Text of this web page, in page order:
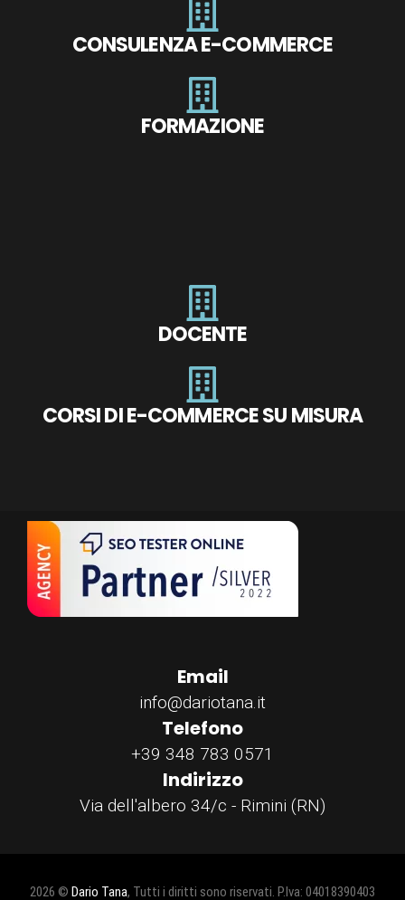
CONSULENZA E-COMMERCE
FORMAZIONE
DOCENTE
CORSI DI E-COMMERCE SU MISURA
Email
info@dariotana.it
Telefono
+39 348 783 0571
Indirizzo
Via dell'albero 34/c - Rimini (RN)
2026 © Dario Tana, Tutti i diritti sono riservati. P.Iva: 04018390403